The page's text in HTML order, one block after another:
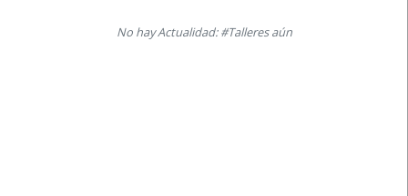
No hay Actualidad: #Talleres aún